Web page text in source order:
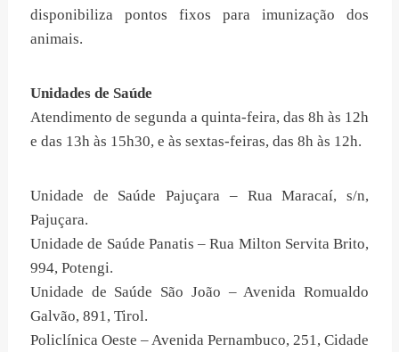
disponibiliza pontos fixos para imunização dos
animais.
Unidades de Saúde
Atendimento de segunda a quinta-feira, das 8h às 12h
e das 13h às 15h30, e às sextas-feiras, das 8h às 12h.
Unidade de Saúde Pajuçara – Rua Maracaí, s/n,
Pajuçara.
Unidade de Saúde Panatis – Rua Milton Servita Brito,
994, Potengi.
Unidade de Saúde São João – Avenida Romualdo
Galvão, 891, Tirol.
Policlínica Oeste – Avenida Pernambuco, 251, Cidade